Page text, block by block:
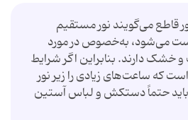
می‌گویند نور مستقیم
می‌شود، به‌خصوص در مورد
خشک دارند. بنابراین اگر شرایط
که ساعت‌های زیادی را زیر نور
حتماً دستکش و لباس آستین